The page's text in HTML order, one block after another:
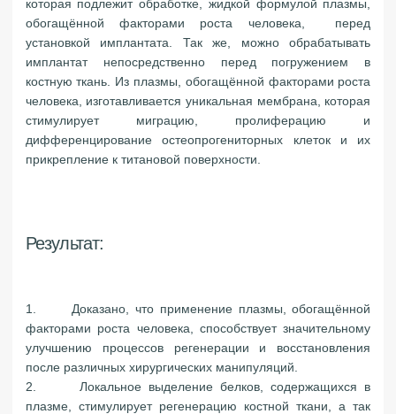
которая подлежит обработке, жидкой формулой плазмы,
обогащённой факторами роста человека, перед
установкой имплантата. Так же, можно обрабатывать
имплантат непосредственно перед погружением в
костную ткань. Из плазмы, обогащённой факторами роста
человека, изготавливается уникальная мембрана, которая
стимулирует миграцию, пролиферацию и
дифференцирование остеопрогениторных клеток и их
прикрепление к титановой поверхности.
Результат:
1. Доказано, что применение плазмы, обогащённой
факторами роста человека, способствует значительному
улучшению процессов регенерации и восстановления
после различных хирургических манипуляций.
2. Локальное выделение белков, содержащихся в
плазме, стимулирует регенерацию костной ткани, а так